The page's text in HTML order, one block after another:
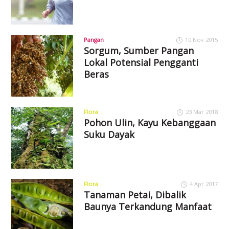
Pangan 10 Nov 2015
Sorgum, Sumber Pangan
Lokal Potensial Pengganti
Beras
Flora 23 Mar 2018
Pohon Ulin, Kayu Kebanggaan
Suku Dayak
Flora 4 Apr 2017
Tanaman Petai, Dibalik
Baunya Terkandung Manfaat